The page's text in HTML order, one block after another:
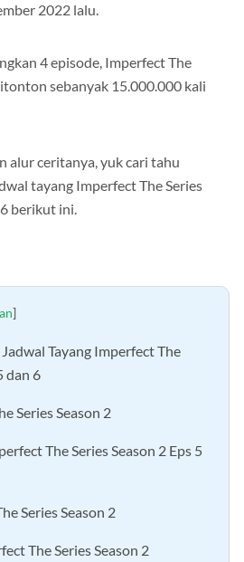
2022 lalu.
4 episode, Imperfect The
sebanyak 15.000.000 kali
alur ceritanya, yuk cari tahu
tayang Imperfect The Series
berikut ini.
]
Tayang Imperfect The
dan 6
Series Season 2
The Series Season 2 Eps 5
Series Season 2
The Series Season 2